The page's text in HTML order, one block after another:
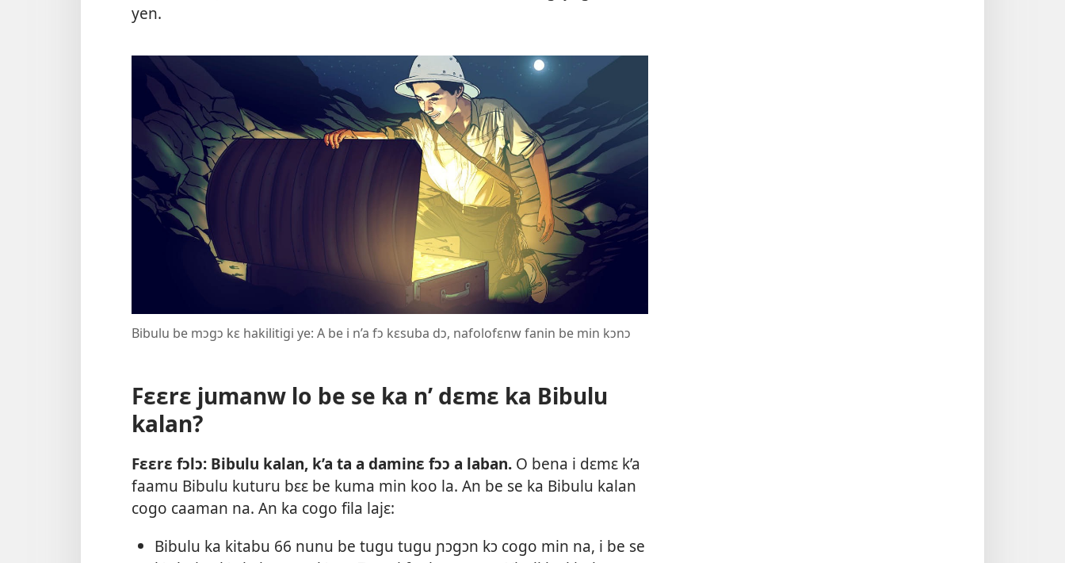
yen.
Bibulu be mɔgɔ kɛ hakilitigi ye: A be i n’a fɔ kɛsuba dɔ, nafolofɛnw fanin be min kɔnɔ
Fɛɛrɛ jumanw lo be se ka n’ dɛmɛ ka Bibulu
kalan?
Fɛɛrɛ fɔlɔ: Bibulu kalan, k’a ta a daminɛ fɔɔ a laban. O bena i dɛmɛ k’a
faamu Bibulu kuturu bɛɛ be kuma min koo la. An be se ka Bibulu kalan
cogo caaman na. An ka cogo fila lajɛ:
Bibulu ka kitabu 66 nunu be tugu tugu ɲɔgɔn kɔ cogo min na, i be se